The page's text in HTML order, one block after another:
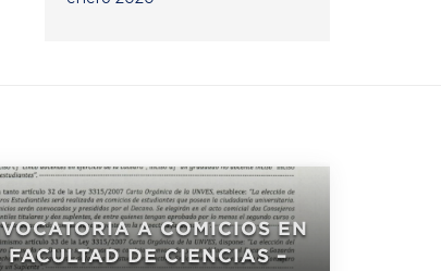
A COMICIOS EN
FACULTAD DE CIENCIAS –